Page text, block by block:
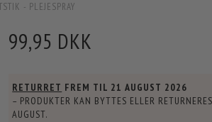
- PLEJESPRAY
99,95 DKK
RETURRET FREM TIL 21 AUGUST 2026
– PRODUKTER KAN BYTTES ELLER
AUGUST.